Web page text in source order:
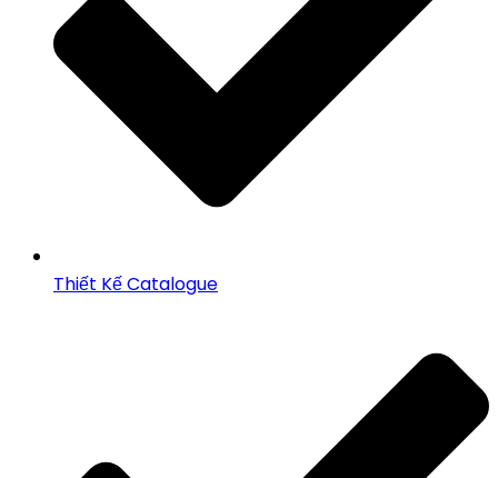
Thiết Kế Catalogue